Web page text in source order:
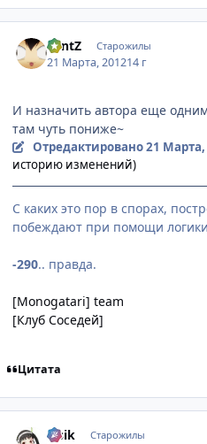
LantZ Старожилы
21 Марта, 201214 г
И назначить автора еще
там чуть пониже~
Отредактировано21 Марта,
историю изменений)
С каких это пор в спорах,
побеждают при помощи
-290.. правда.
[Monogatari] team
[Клуб Соседей]
Цитата
lesik Старожилы